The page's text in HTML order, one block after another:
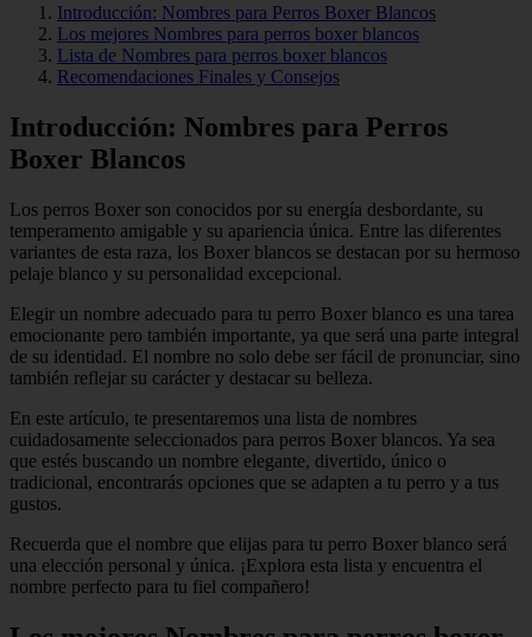
Introducción: Nombres para Perros Boxer Blancos
Los mejores Nombres para perros boxer blancos
Lista de Nombres para perros boxer blancos
Recomendaciones Finales y Consejos
Introducción: Nombres para Perros
Boxer Blancos
Los perros Boxer son conocidos por su energía desbordante, su
temperamento amigable y su apariencia única. Entre las diferentes
variantes de esta raza, los Boxer blancos se destacan por su hermoso
pelaje blanco y su personalidad excepcional.
Elegir un nombre adecuado para tu perro Boxer blanco es una tarea
emocionante pero también importante, ya que será una parte integral
de su identidad. El nombre no solo debe ser fácil de pronunciar, sino
también reflejar su carácter y destacar su belleza.
En este artículo, te presentaremos una lista de nombres
cuidadosamente seleccionados para perros Boxer blancos. Ya sea
que estés buscando un nombre elegante, divertido, único o
tradicional, encontrarás opciones que se adapten a tu perro y a tus
gustos.
Recuerda que el nombre que elijas para tu perro Boxer blanco será
una elección personal y única. ¡Explora esta lista y encuentra el
nombre perfecto para tu fiel compañero!